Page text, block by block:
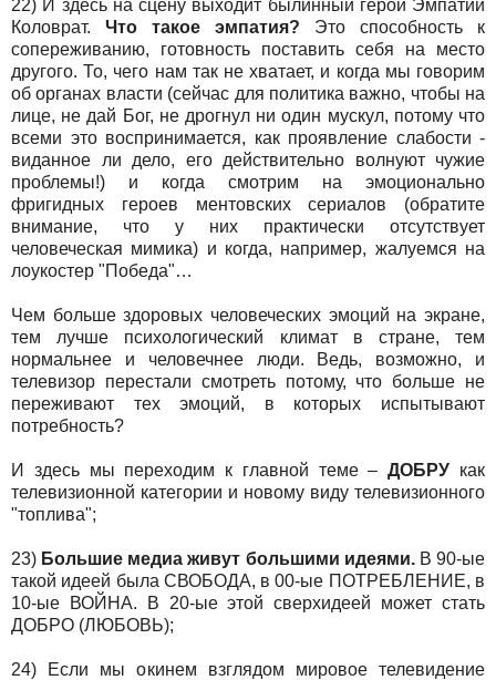
22) И здесь на сцену выходит былинный герой Эмпатий
Коловрат. Что такое эмпатия? Это способность к
сопереживанию, готовность поставить себя на место
другого. То, чего нам так не хватает, и когда мы говорим
об органах власти (сейчас для политика важно, чтобы на
лице, не дай Бог, не дрогнул ни один мускул, потому что
всеми это воспринимается, как проявление слабости -
виданное ли дело, его действительно волнуют чужие
проблемы!) и когда смотрим на эмоционально
фригидных героев ментовских сериалов (обратите
внимание, что у них практически отсутствует
человеческая мимика) и когда, например, жалуемся на
лоукостер "Победа"…
Чем больше здоровых человеческих эмоций на экране,
тем лучше психологический климат в стране, тем
нормальнее и человечнее люди. Ведь, возможно, и
телевизор перестали смотреть потому, что больше не
переживают тех эмоций, в которых испытывают
потребность?
И здесь мы переходим к главной теме –ДОБРУ как
телевизионной категории и новому виду телевизионного
"топлива";
23) Большие медиа живут большими идеями.В 90-ые
такой идеей была СВОБОДА, в 00-ые ПОТРЕБЛЕНИЕ, в
10-ые ВОЙНА. В 20-ые этой сверхидеей может стать
ДОБРО (ЛЮБОВЬ);
24) Если мы окинем взглядом мировое телевидение